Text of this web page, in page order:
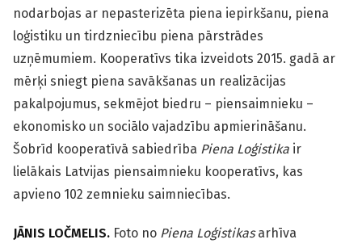
nodarbojas ar nepasterizēta piena iepirkšanu, piena
loģistiku un tirdzniecību piena pārstrādes
uzņēmumiem. Kooperatīvs tika izveidots 2015. gadā ar
mērķi sniegt piena savākšanas un realizācijas
pakalpojumus, sekmējot biedru – piensaimnieku –
ekonomisko un sociālo vajadzību apmierināšanu.
Šobrīd kooperatīvā sabiedrība Piena Loģistika ir
lielākais Latvijas piensaimnieku kooperatīvs, kas
apvieno 102 zemnieku saimniecības.
JĀNIS LOČMELIS. Foto no Piena Loģistikasarhīva